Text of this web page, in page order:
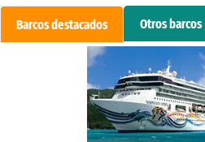
Barcos destacados Otros barcos